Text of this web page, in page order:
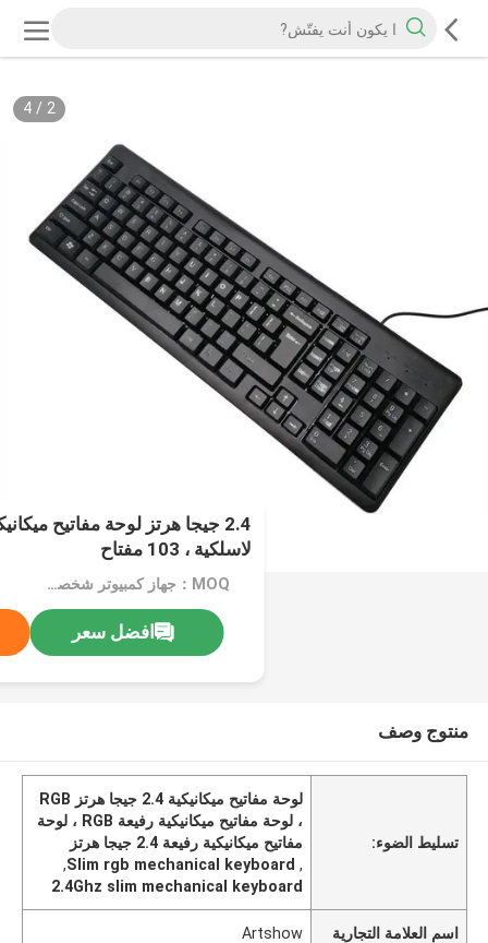
2
/
4
لاسلكية ، 103 مفتاح
MOQ：جهاز كمبيوتر شخصى 1000
افضل سعر
منتوج وصف
تسليط الضوء:
لوحة مفاتيح ميكانيكية 2.4 جيجا هرتز RGB
، لوحة مفاتيح ميكانيكية رفيعة RGB ، لوحة
مفاتيح ميكانيكية رفيعة 2.4 جيجا هرتز
,
Slim rgb mechanical keyboard
,
2.4Ghz slim mechanical keyboard
اسم العلامة التجارية Artshow